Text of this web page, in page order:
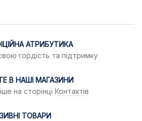
АТРИБУТИКА
гордість та підтримку
В НАШІ МАГАЗИНИ
на сторінці Контактів
ТОВАРИ